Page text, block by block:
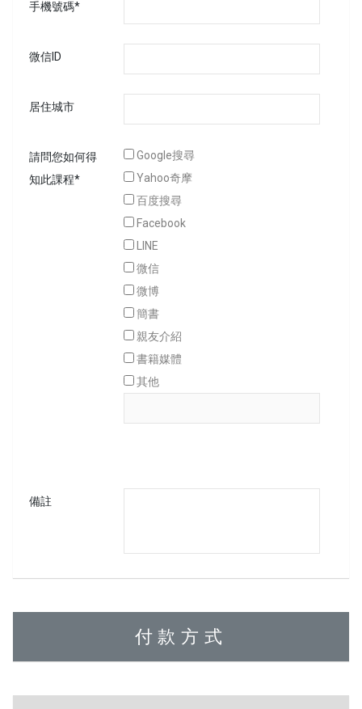
手機號碼*
微信ID
居住城市
請問您如何得
知此課程*
Google搜尋
Yahoo奇摩
百度搜尋
Facebook
LINE
微信
微博
簡書
親友介紹
書籍媒體
其他
備註
付款方式